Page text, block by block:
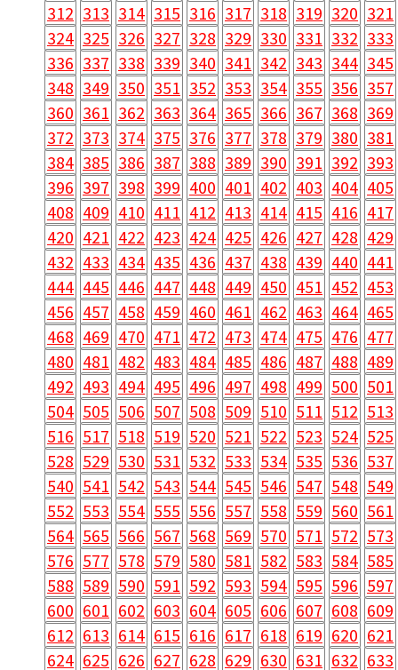
312 313 314 315 316 317 318 319 320 321
324 325 326 327 328 329 330 331 332 333
336 337 338 339 340 341 342 343 344 345
348 349 350 351 352 353 354 355 356 357
360 361 362 363 364 365 366 367 368 369
372 373 374 375 376 377 378 379 380 381
384 385 386 387 388 389 390 391 392 393
396 397 398 399 400 401 402 403 404 405
408 409 410 411 412 413 414 415 416 417
420 421 422 423 424 425 426 427 428 429
432 433 434 435 436 437 438 439 440 441
444 445 446 447 448 449 450 451 452 453
456 457 458 459 460 461 462 463 464 465
468 469 470 471 472 473 474 475 476 477
480 481 482 483 484 485 486 487 488 489
492 493 494 495 496 497 498 499 500 501
504 505 506 507 508 509 510 511 512 513
516 517 518 519 520 521 522 523 524 525
528 529 530 531 532 533 534 535 536 537
540 541 542 543 544 545 546 547 548 549
552 553 554 555 556 557 558 559 560 561
564 565 566 567 568 569 570 571 572 573
576 577 578 579 580 581 582 583 584 585
588 589 590 591 592 593 594 595 596 597
600 601 602 603 604 605 606 607 608 609
612 613 614 615 616 617 618 619 620 621
624 625 626 627 628 629 630 631 632 633